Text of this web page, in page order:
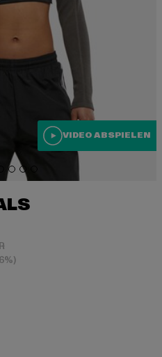
VIDEO ABSPIELEN
Aktionspreis: 39,99 EUR